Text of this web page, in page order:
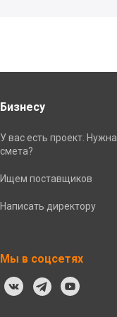
Бизнесу
У вас есть проект. Нужна
смета?
Ищем поставщиков
Написать директору
Мы в соцсетях